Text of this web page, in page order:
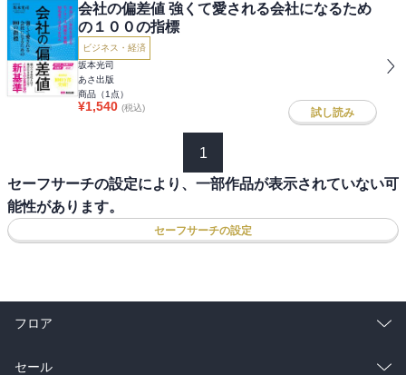
会社の偏差値 強くて愛される会社になるため
の１００の指標
ビジネス・経済
坂本光司
あさ出版
商品（1 点）
¥1,540 (税込) 試し読み
1
セーフサーチの設定により、一部作品が表示されていない可
能性があります。
セーフサーチの設定
フロア
総合
セール